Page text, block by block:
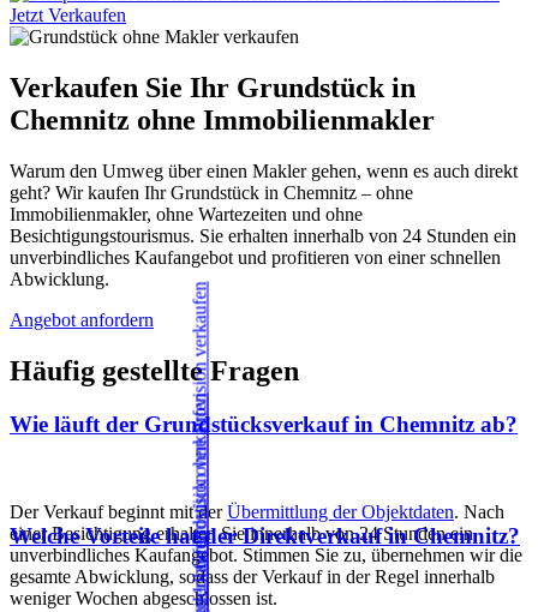
Jetzt Verkaufen
Verkaufen Sie Ihr Grundstück in
Chemnitz ohne Immobilienmakler
Warum den Umweg über einen Makler gehen, wenn es auch direkt
geht? Wir kaufen Ihr Grundstück in Chemnitz – ohne
Immobilienmakler, ohne Wartezeiten und ohne
Besichtigungstourismus. Sie erhalten innerhalb von 24 Stunden ein
unverbindliches Kaufangebot und profitieren von einer schnellen
Abwicklung.
Angebot anfordern
Häufig gestellte Fragen
Wie läuft der Grundstücksverkauf in Chemnitz ab?
Der Verkauf beginnt mit derÜbermittlung der Objektdaten. Nach
einer Besichtigung erhalten Sie innerhalb von 24 Stunden ein
unverbindliches Kaufangebot. Stimmen Sie zu, übernehmen wir die
gesamte Abwicklung, sodass der Verkauf in der Regel innerhalb
weniger Wochen abgeschlossen ist.
Welche Vorteile hat der Direktverkauf in Chemnitz?